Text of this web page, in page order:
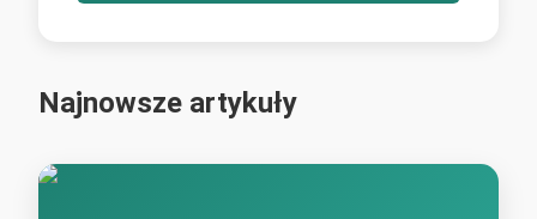
Najnowsze artykuły